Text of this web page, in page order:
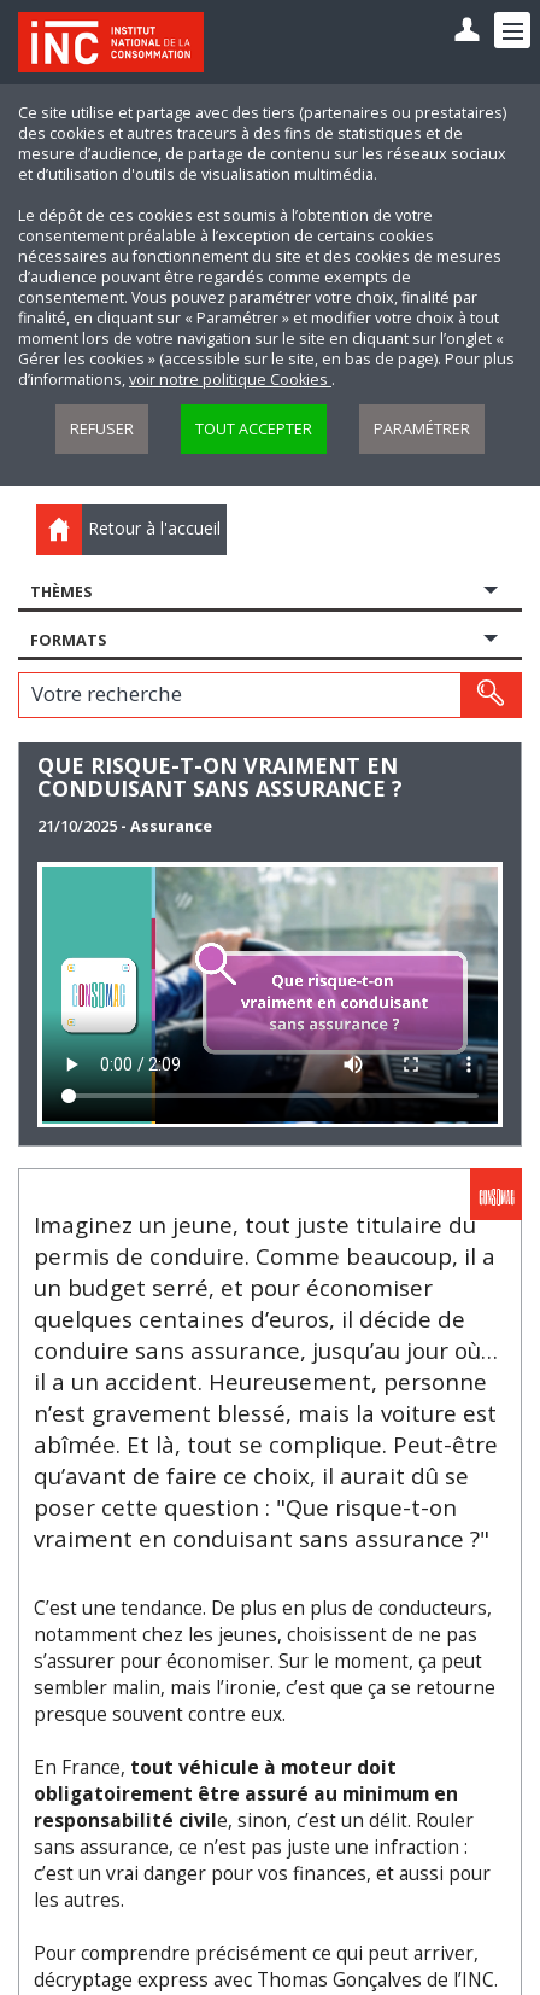
Ce site utilise et partage avec des tiers (partenaires ou prestataires)
des cookies et autres traceurs à des fins de statistiques et de
mesure d’audience, de partage de contenu sur les réseaux sociaux
et d’utilisation d'outils de visualisation multimédia.
Le dépôt de ces cookies est soumis à l’obtention de votre
consentement préalable à l’exception de certains cookies
nécessaires au fonctionnement du site et des cookies de mesures
d’audience pouvant être regardés comme exempts de
consentement. Vous pouvez paramétrer votre choix, finalité par
finalité, en cliquant sur « Paramétrer » et modifier votre choix à tout
moment lors de votre navigation sur le site en cliquant sur l’onglet «
Gérer les cookies » (accessible sur le site, en bas de page). Pour plus
d’informations,voir notre politique Cookies .
REFUSER TOUT ACCEPTER PARAMÉTRER
Retour à l'accueil
THÈMES
FORMATS
Votre recherche
QUE RISQUE-T-ON VRAIMENT EN
CONDUISANT SANS ASSURANCE ?
21/10/2025 - Assurance
Imaginez un jeune, tout juste titulaire du
permis de conduire. Comme beaucoup, il a
un budget serré, et pour économiser
quelques centaines d’euros, il décide de
conduire sans assurance, jusqu’au jour où…
il a un accident. Heureusement, personne
n’est gravement blessé, mais la voiture est
abîmée. Et là, tout se complique. Peut-être
qu’avant de faire ce choix, il aurait dû se
poser cette question : "Que risque-t-on
vraiment en conduisant sans assurance ?"
C’est une tendance. De plus en plus de conducteurs,
notamment chez les jeunes, choisissent de ne pas
s’assurer pour économiser. Sur le moment, ça peut
sembler malin, mais l’ironie, c’est que ça se retourne
presque souvent contre eux.
En France, tout véhicule à moteur doit
obligatoirement être assuré au minimum en
responsabilité civile, sinon, c’est un délit. Rouler
sans assurance, ce n’est pas juste une infraction :
c’est un vrai danger pour vos finances, et aussi pour
les autres.
Pour comprendre précisément ce qui peut arriver,
décryptage express avec Thomas Gonçalves de l’INC.